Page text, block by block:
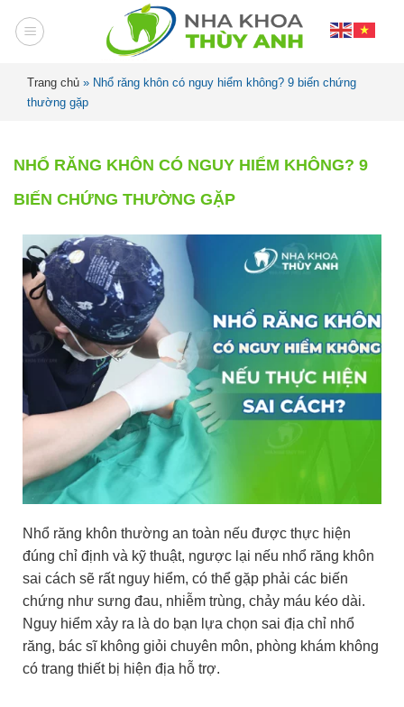
Trang chủ » Nhổ răng khôn có nguy hiểm không? 9 biến chứng
thường gặp
NHỔ RĂNG KHÔN CÓ NGUY HIỂM KHÔNG? 9
BIẾN CHỨNG THƯỜNG GẶP
Nhổ răng khôn thường an toàn nếu được thực hiện
đúng chỉ định và kỹ thuật, ngược lại nếu nhổ răng khôn
sai cách sẽ rất nguy hiểm, có thể gặp phải các biến
chứng như sưng đau, nhiễm trùng, chảy máu kéo dài.
Nguy hiểm xảy ra là do bạn lựa chọn sai địa chỉ nhổ
răng, bác sĩ không giỏi chuyên môn, phòng khám không
có trang thiết bị hiện địa hỗ trợ.